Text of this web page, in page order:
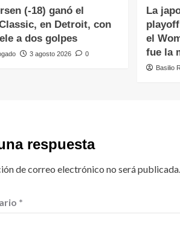
(-18) ganó el
en Detroit, con
a dos golpes
3 agosto 2026 0
La
el
fue la
Basilio
respuesta
de correo electrónico no será publicada.
*